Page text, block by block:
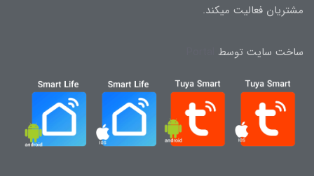
مشتریان فعالیت میکند.
ساخت سایت توسط